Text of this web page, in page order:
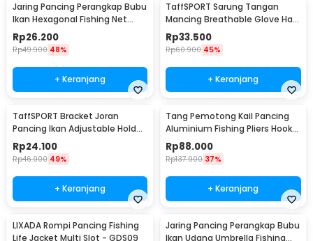
Jaring Pancing Perangkap Bubu
Ikan Hexagonal Fishing Net
Trap 8 Hole
Rp26.200
Rp49.900 48%
+ Keranjang
TaffSPORT Sarung Tangan
Mancing Breathable Glove Half
Finger 1 Pair - DW-GRTX
Rp33.500
Rp60.900 45%
+ Keranjang
TaffSPORT Bracket Joran
Pancing Ikan Adjustable Holder
1.7M - V-003
Rp24.100
Rp46.900 49%
+ Keranjang
Tang Pemotong Kail Pancing
Aluminium Fishing Pliers Hook
Remover
Rp88.000
Rp137.900 37%
+ Keranjang
LIXADA Rompi Pancing Fishing
Life Jacket Multi Slot - GDS09
Jaring Pancing Perangkap Bubu
Ikan Udang Umbrella Fishing